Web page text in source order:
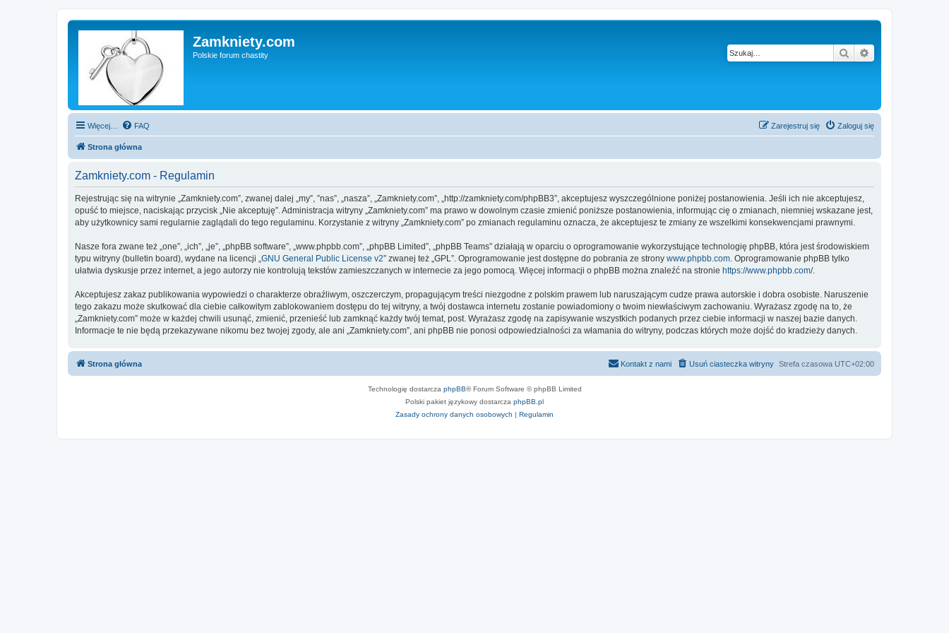
Zamkniety.com
Polskie forum chastity Szukaj
Więcej… FAQ Zaloguj się
Zarejestruj się
Strona główna
Zamkniety.com - Regulamin
Rejestrując się na witrynie „Zamkniety.com”, zwanej dalej „my”, ”nas”, „nasza”, „Zamkniety.com”, „http://zamkniety.com/phpBB3”, akceptujesz wyszczególnione poniżej postanowienia. Jeśli ich nie akceptujesz,
opuść to miejsce, naciskając przycisk „Nie akceptuję”. Administracja witryny „Zamkniety.com” ma prawo w dowolnym czasie zmienić poniższe postanowienia, informując cię o zmianach, niemniej wskazane jest,
aby użytkownicy sami regularnie zaglądali do tego regulaminu. Korzystanie z witryny „Zamkniety.com” po zmianach regulaminu oznacza, że akceptujesz te zmiany ze wszelkimi konsekwencjami prawnymi.
Nasze fora zwane też „one”, „ich”, „je”, „phpBB software”, „www.phpbb.com”, „phpBB Limited”, „phpBB Teams” działają w oparciu o oprogramowanie wykorzystujące technologię phpBB, która jest środowiskiem
typu witryny (bulletin board), wydane na licencji „GNU General Public License v2” zwanej też „GPL”. Oprogramowanie jest dostępne do pobrania ze strony www.phpbb.com. Oprogramowanie phpBB tylko
ułatwia dyskusje przez internet, a jego autorzy nie kontrolują tekstów zamieszczanych w internecie za jego pomocą. Więcej informacji o phpBB można znaleźć na stronie https://www.phpbb.com/.
Akceptujesz zakaz publikowania wypowiedzi o charakterze obraźliwym, oszczerczym, propagującym treści niezgodne z polskim prawem lub naruszającym cudze prawa autorskie i dobra osobiste. Naruszenie
tego zakazu może skutkować dla ciebie całkowitym zablokowaniem dostępu do tej witryny, a twój dostawca internetu zostanie powiadomiony o twoim niewłaściwym zachowaniu. Wyrażasz zgodę na to, że
„Zamkniety.com” może w każdej chwili usunąć, zmienić, przenieść lub zamknąć każdy twój temat, post. Wyrażasz zgodę na zapisywanie wszystkich podanych przez ciebie informacji w naszej bazie danych.
Informacje te nie będą przekazywane nikomu bez twojej zgody, ale ani „Zamkniety.com”, ani phpBB nie ponosi odpowiedzialności za włamania do witryny, podczas których może dojść do kradzieży danych.
Strona główna Strefa czasowa UTC+02:00
Usuń ciasteczka witryny
Kontakt z nami
Technologię dostarcza phpBB® Forum Software © phpBB Limited
Polski pakiet językowy dostarcza phpBB.pl
Zasady ochrony danych osobowych | Regulamin